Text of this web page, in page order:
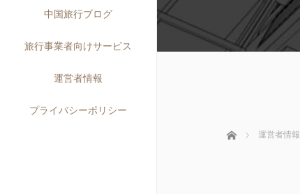
中国旅行ブログ
旅行事業者向けサービス
運営者情報
プライバシーポリシー
ホーム 運営者情報